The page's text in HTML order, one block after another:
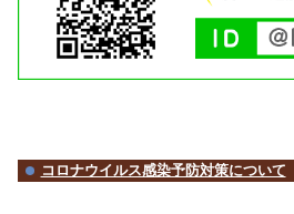
に腱膜に負担をかけ
よる足底の形状の変
中央区・築地・勝ど